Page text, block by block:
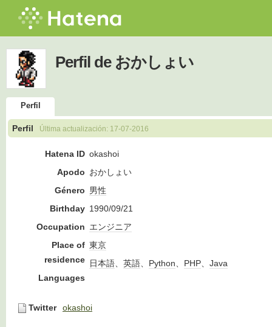
Perfil de おかしょい
Perfil
Perfil Última actualización: 17-07-2016
Hatena ID okashoi
Apodo おかしょい
Género 男性
Birthday 1990/09/21
Occupation エンジニア
Place of
residence
東京
Languages
日本語、 英語、 Python、 PHP、 Java
Twitter okashoi